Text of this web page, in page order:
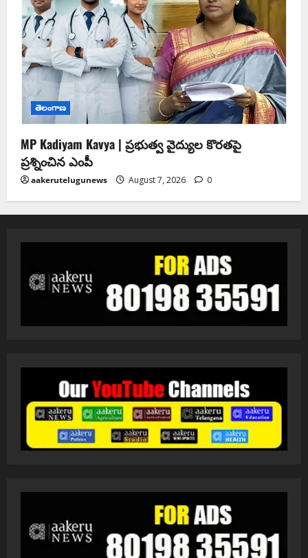
తెలంగాణ
MP Kadiyam Kavya | ప్రభుత్వ వైద్యుల కొరతపై
ప్రశ్నించిన ఎంపీ
aakerutelugunews August 7, 2026 0